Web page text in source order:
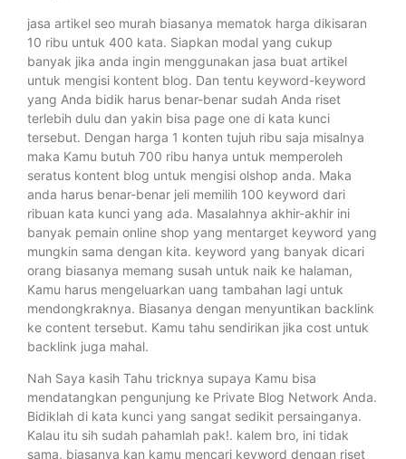
jasa artikel seo murah biasanya mematok harga dikisaran
10 ribu untuk 400 kata. Siapkan modal yang cukup
banyak jika anda ingin menggunakan jasa buat artikel
untuk mengisi kontent blog. Dan tentu keyword-keyword
yang Anda bidik harus benar-benar sudah Anda riset
terlebih dulu dan yakin bisa page one di kata kunci
tersebut. Dengan harga 1 konten tujuh ribu saja misalnya
maka Kamu butuh 700 ribu hanya untuk memperoleh
seratus kontent blog untuk mengisi olshop anda. Maka
anda harus benar-benar jeli memilih 100 keyword dari
ribuan kata kunci yang ada. Masalahnya akhir-akhir ini
banyak pemain online shop yang mentarget keyword yang
mungkin sama dengan kita. keyword yang banyak dicari
orang biasanya memang susah untuk naik ke halaman,
Kamu harus mengeluarkan uang tambahan lagi untuk
mendongkraknya. Biasanya dengan menyuntikan backlink
ke content tersebut. Kamu tahu sendirikan jika cost untuk
backlink juga mahal.
Nah Saya kasih Tahu tricknya supaya Kamu bisa
mendatangkan pengunjung ke Private Blog Network Anda.
Bidiklah di kata kunci yang sangat sedikit persainganya.
Kalau itu sih sudah pahamlah pak!. kalem bro, ini tidak
sama, biasanya kan kamu mencari keyword dengan riset